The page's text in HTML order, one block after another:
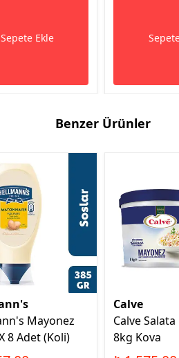
Sepete Ekle
Benzer Ürünler
Mayonez
8 Adet (Koli)
Calve
Calve
8kg Kova